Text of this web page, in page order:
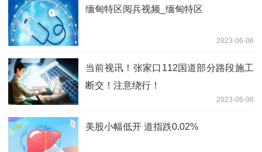
缅甸特区阅兵视频_缅甸特区
2023-06-06
当前视讯！张家口112国道部分路段施工
断交！注意绕行！
2023-06-06
美股小幅低开 道指跌0.02%